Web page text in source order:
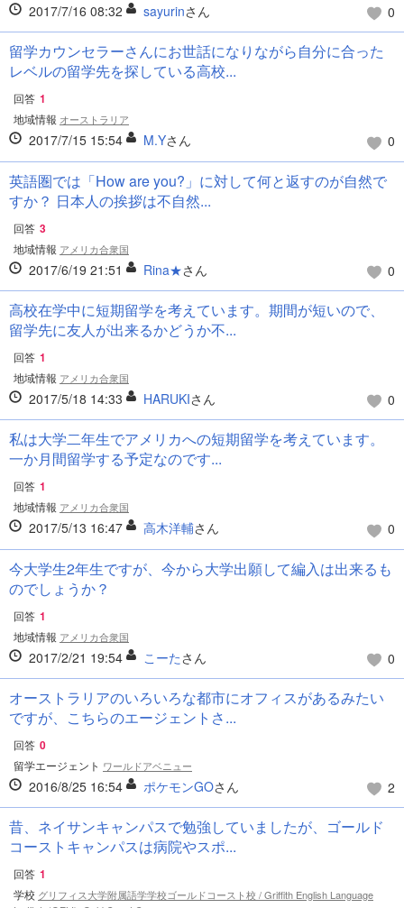
2017/7/16 08:32 sayurinさん 0
留学カウンセラーさんにお世話になりながら自分に合った
レベルの留学先を探している高校...
回答 1
地域情報 オーストラリア
2017/7/15 15:54 M.Yさん 0
英語圏では「How are you?」に対して何と返すのが自然で
すか？ 日本人の挨拶は不自然...
回答 3
地域情報 アメリカ合衆国
2017/6/19 21:51 Rina★さん 0
高校在学中に短期留学を考えています。期間が短いので、
留学先に友人が出来るかどうか不...
回答 1
地域情報 アメリカ合衆国
2017/5/18 14:33 HARUKIさん 0
私は大学二年生でアメリカへの短期留学を考えています。
一か月間留学する予定なのです...
回答 1
地域情報 アメリカ合衆国
2017/5/13 16:47 高木洋輔さん 0
今大学生2年生ですが、今から大学出願して編入は出来るも
のでしょうか？
回答 1
地域情報 アメリカ合衆国
2017/2/21 19:54 こーたさん 0
オーストラリアのいろいろな都市にオフィスがあるみたい
ですが、こちらのエージェントさ...
回答 0
留学エージェント ワールドアベニュー
2016/8/25 16:54 ポケモンGOさん 2
昔、ネイサンキャンパスで勉強していましたが、ゴールド
コーストキャンパスは病院やスポ...
回答 1
学校 グリフィス大学附属語学学校ゴールドコースト校 / Griffith English Language